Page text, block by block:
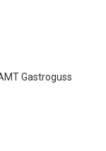
Gastroguss